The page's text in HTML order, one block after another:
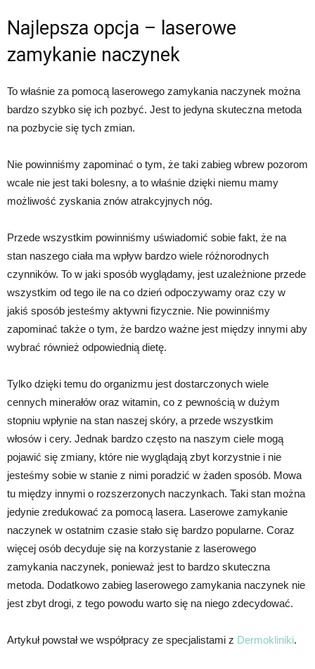
Najlepsza opcja – laserowe
zamykanie naczynek
To właśnie za pomocą laserowego zamykania naczynek można
bardzo szybko się ich pozbyć. Jest to jedyna skuteczna metoda
na pozbycie się tych zmian.
Nie powinniśmy zapominać o tym, że taki zabieg wbrew pozorom
wcale nie jest taki bolesny, a to właśnie dzięki niemu mamy
możliwość zyskania znów atrakcyjnych nóg.
Przede wszystkim powinniśmy uświadomić sobie fakt, że na
stan naszego ciała ma wpływ bardzo wiele różnorodnych
czynników. To w jaki sposób wyglądamy, jest uzależnione przede
wszystkim od tego ile na co dzień odpoczywamy oraz czy w
jakiś sposób jesteśmy aktywni fizycznie. Nie powinniśmy
zapominać także o tym, że bardzo ważne jest między innymi aby
wybrać również odpowiednią dietę.
Tylko dzięki temu do organizmu jest dostarczonych wiele
cennych minerałów oraz witamin, co z pewnością w dużym
stopniu wpłynie na stan naszej skóry, a przede wszystkim
włosów i cery. Jednak bardzo często na naszym ciele mogą
pojawić się zmiany, które nie wyglądają zbyt korzystnie i nie
jesteśmy sobie w stanie z nimi poradzić w żaden sposób. Mowa
tu między innymi o rozszerzonych naczynkach. Taki stan można
jedynie zredukować za pomocą lasera. Laserowe zamykanie
naczynek w ostatnim czasie stało się bardzo popularne. Coraz
więcej osób decyduje się na korzystanie z laserowego
zamykania naczynek, ponieważ jest to bardzo skuteczna
metoda. Dodatkowo zabieg laserowego zamykania naczynek nie
jest zbyt drogi, z tego powodu warto się na niego zdecydować.
Artykuł powstał we współpracy ze specjalistami z Dermokliniki.